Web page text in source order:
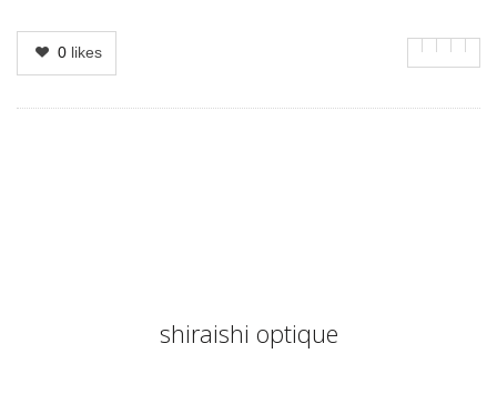
0likes
shiraishi optique